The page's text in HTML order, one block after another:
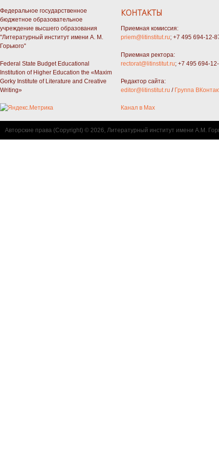
Федеральное государственное
бюджетное образовательное
учреждение высшего образования
"Литературный институт имени А. М.
Горького"
Federal State Budget Educational
Institution of Higher Education the «Maxim
Gorky Institute of Literature and Creative
Writing»
КОНТАКТЫ
Приемная комиссия:
priem@litinstitut.ru; +7 495 694-12-
Приемная ректора:
rectorat@litinstitut.ru; +7 495 694-
Редактор сайта:
editor@litinstitut.ru / Группа
Канал в Max
Авторские права (Copyright) © 2026, Литературный институт имени А.М.